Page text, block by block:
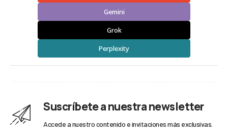
Gemini
Grok
Perplexity
Suscríbete a nuestra newsletter
Accede a nuestro contenido e invitaciones más exclusivas.